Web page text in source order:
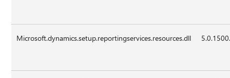
Microsoft.dynamics.setup.reportingservices.resources.dll